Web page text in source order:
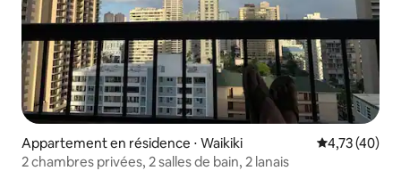
Appartement en résidence ⋅ Waikiki Évaluation
4,73 (40)
2 chambres privées, 2 salles de bain, 2 lanais